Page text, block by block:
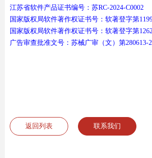
江苏省软件产品证书编号：苏RC-2024-C0002
国家版权局软件著作权证书号：软著登字第
国家版权局软件著作权证书号：软著登字第
广告审查批准文号：苏械广审（文）第280613-
返回列表 联系我们